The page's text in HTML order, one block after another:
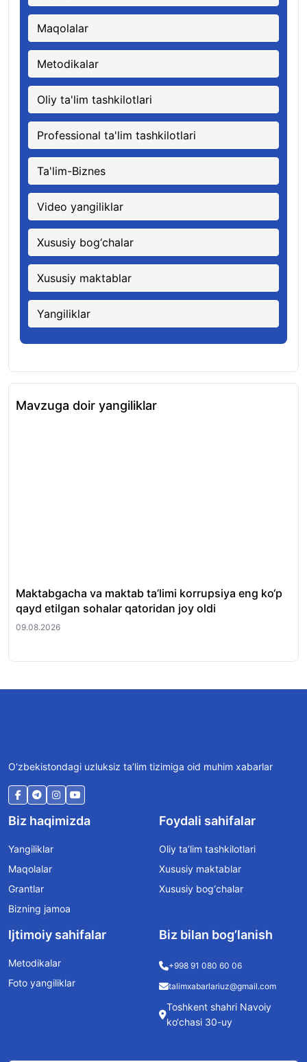
Maqolalar
Metodikalar
Oliy ta'lim tashkilotlari
Professional ta'lim tashkilotlari
Ta'lim-Biznes
Video yangiliklar
Xususiy bog‘chalar
Xususiy maktablar
Yangiliklar
Mavzuga doir yangiliklar
Maktabgacha va maktab ta’limi korrupsiya eng ko‘p
qayd etilgan sohalar qatoridan joy oldi
09.08.2026
O‘zbekistondagi uzluksiz ta’lim tizimiga oid muhim xabarlar
Biz haqimizda
Yangiliklar
Maqolalar
Grantlar
Bizning jamoa
Foydali sahifalar
Oliy ta’lim tashkilotlari
Xususiy maktablar
Xususiy bog‘chalar
Ijtimoiy sahifalar
Metodikalar
Foto yangiliklar
Biz bilan bog’lanish
+998 91 080 60 06
talimxabarlariuz@gmail.com
Toshkent shahri Navoiy
ko‘chasi 30-uy